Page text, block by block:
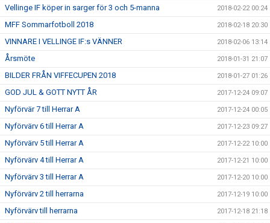
Vellinge IF köper in sarger för 3 och 5-manna 2018-02-22 00:24
MFF Sommarfotboll 2018 2018-02-18 20:30
VINNARE I VELLINGE IF:s VÄNNER 2018-02-06 13:14
Årsmöte 2018-01-31 21:07
BILDER FRÅN VIFFECUPEN 2018 2018-01-27 01:26
GOD JUL & GOTT NYTT ÅR 2017-12-24 09:07
Nyförvär 7 till Herrar A 2017-12-24 00:05
Nyförvärv 6 till Herrar A 2017-12-23 09:27
Nyförvärv 5 till Herrar A 2017-12-22 10:00
Nyförvärv 4 till Herrar A 2017-12-21 10:00
Nyförvärv 3 till Herrar A 2017-12-20 10:00
Nyförvärv 2 till herrarna 2017-12-19 10:00
Nyförvärv till herrarna 2017-12-18 21:18